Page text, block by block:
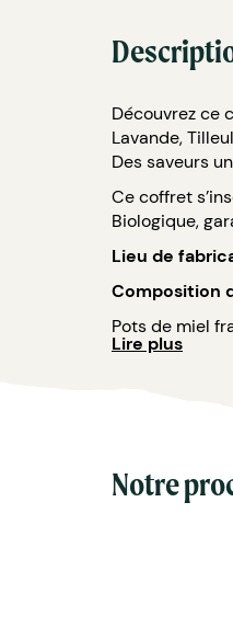
Découvrez ce
Lavande,
Des saveurs
Ce coffret
Biologique,
Lieu de
Composition
Pots de miel
Format
Pot de
Lire plus
Notre